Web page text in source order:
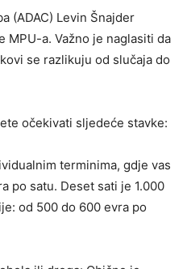
(ADAC) Levin Šnajder
a. Važno je naglasiti da
se razlikuju od slučaja do
očekivati sljedeće stavke:
terminima, gdje vas
po satu. Deset sati je 1.000
od 500 do 600 evra po